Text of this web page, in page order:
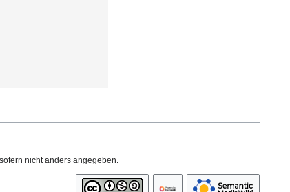
, sofern nicht anders angegeben.